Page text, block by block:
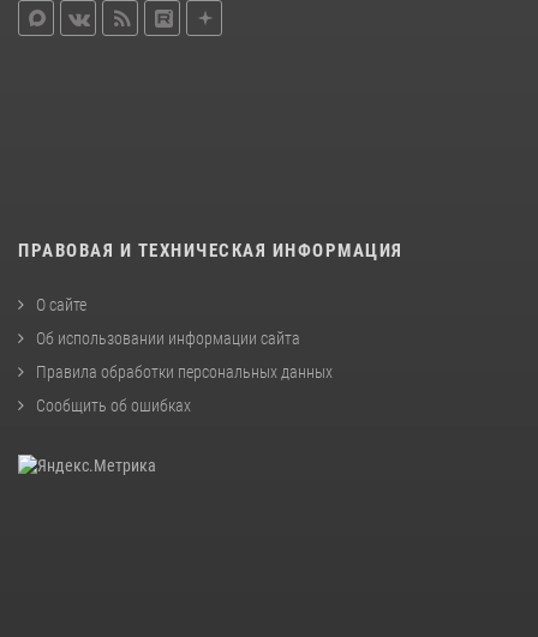
ПРАВОВАЯ И ТЕХНИЧЕСКАЯ ИНФОРМАЦИЯ
О сайте
Об использовании информации сайта
Правила обработки персональных данных
Сообщить об ошибках